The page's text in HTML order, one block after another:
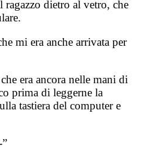
ragazzo dietro al vetro, che
mi era anche arrivata per
era ancora nelle mani di
prima di leggerne la
tastiera del computer e